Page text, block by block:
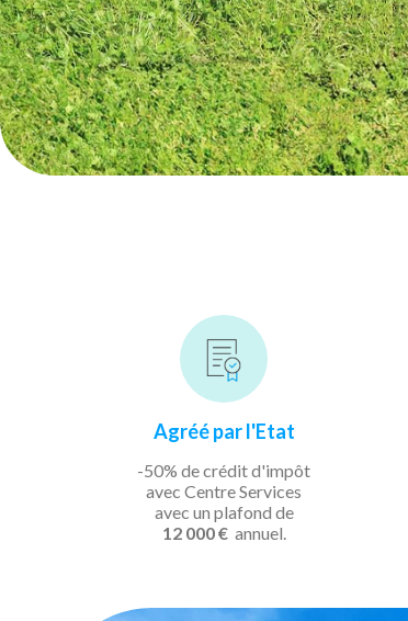
Agréé par l'Etat
-50% de crédit d'impôt
avec Centre Services
avec un plafond de
12 000 € annuel.